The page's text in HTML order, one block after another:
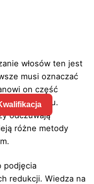
włosów ten jest
musi oznaczać
on część
organizmu.
odczuwają
różne metody
podjęcia
redukcji. Wiedza na